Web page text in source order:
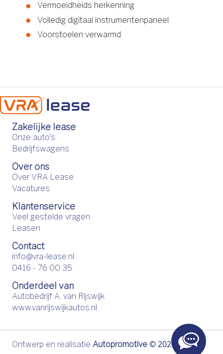
Vermoeidheids herkenning
Volledig digitaal instrumentenpaneel
Voorstoelen verwarmd
Zakelijke lease
Onze auto's
Bedrijfswagens
Over ons
Over VRA Lease
Vacatures
Klantenservice
Veel gestelde vragen
Leasen
Contact
info@vra-lease.nl
0416 - 76 00 35
Onderdeel van
Autobedrijf A. van Rijswijk
www.vanrijswijkautos.nl
Ontwerp en realisatie Autopromotive ©2026